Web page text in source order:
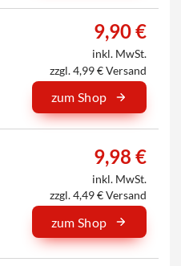
9,90 €
inkl. MwSt.
zzgl. 4,99 € Versand
zum Shop
9,98 €
inkl. MwSt.
zzgl. 4,49 € Versand
zum Shop